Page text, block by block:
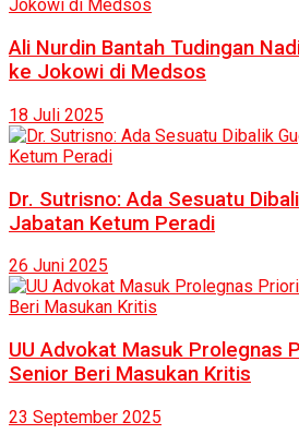
Ali Nurdin Bantah Tudingan
ke Jokowi di Medsos
18 Juli 2025
Dr. Sutrisno: Ada Sesuatu
Jabatan Ketum Peradi
26 Juni 2025
UU Advokat Masuk Prolegnas
Senior Beri Masukan Kritis
23 September 2025